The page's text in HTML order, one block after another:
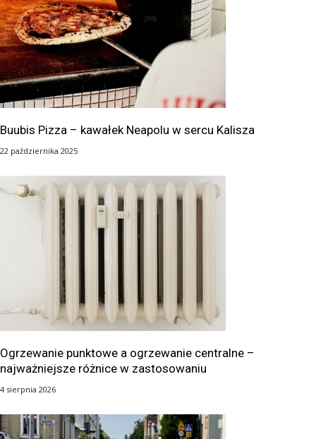
Buubis Pizza – kawałek Neapolu w sercu Kalisza
22 października 2025
Ogrzewanie punktowe a ogrzewanie centralne –
najważniejsze różnice w zastosowaniu
4 sierpnia 2026